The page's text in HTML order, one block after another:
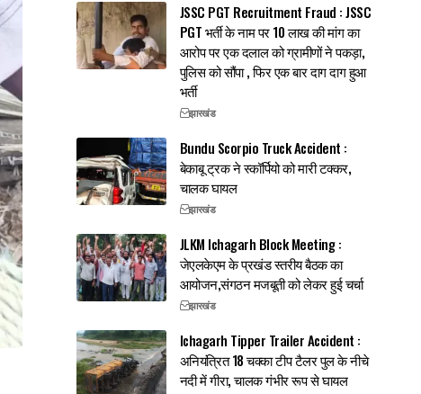
JSSC PGT Recruitment Fraud : JSSC
PGT भर्ती के नाम पर 10 लाख की मांग का
आरोप पर एक दलाल को ग्रामीणों ने पकड़ा,
पुलिस को सौंपा , फिर एक बार दाग दाग हुआ
भर्ती
झारखंड
Bundu Scorpio Truck Accident :
बेकाबू ट्रक ने स्कॉर्पियो को मारी टक्कर,
चालक घायल
झारखंड
JLKM Ichagarh Block Meeting :
जेएलकेएम के प्रखंड स्तरीय बैठक का
आयोजन,संगठन मजबूती को लेकर हुई चर्चा
झारखंड
Ichagarh Tipper Trailer Accident :
अनियंत्रित 18 चक्का टीप टैलर पुल के नीचे
नदी में गीरा, चालक गंभीर रूप से घायल